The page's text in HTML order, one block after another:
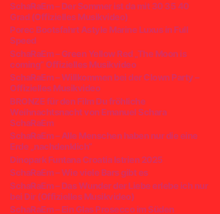
SchaRaEm – Der Sommer ist da mit 30 35 40
Grad (Offizielles Musikvideo)
Porec Bootsfahrt Astyle Marine Luxus in Full
Speed
SchaRaEm – Green Yellow Red „The Moon is
coming“ Offizielles Musikvideo
SchaRaEm – Willkommen bei der Clown Party –
Offizielles Musikvideo
BRONZE für den Film Du fröhliche
Weihnachtsnacht von Emanuel Schara
SchaRaEm
SchaRaEm – Alle Menschen haben nur die eine
Erde „nachdenklich“
Dinopark Funtana Croatia Istrien 2025
SchaRaEm – Wie viele Bars gibt es
SchaRaEm – Das Wunder der Liebe erlebe ich nur
bei Dir (Offizielles Musikvideo)
SchaRaEm – Ein Glas Prosecco im Süden